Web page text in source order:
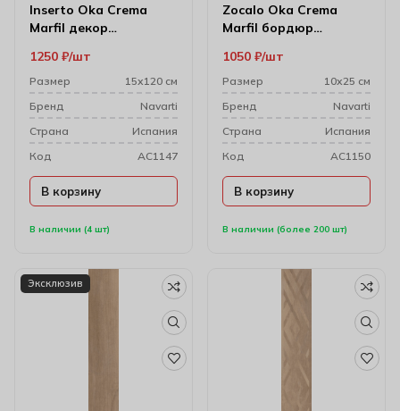
Inserto Oka Crema
Marfil декор
В наличии (4 шт)
1250 ₽ шт
Размер
15х120 см
Бренд
Navarti
Cтрана
Испания
Код
AC1147
В корзину
Zocalo Oka Crema
Marfil бордюр
В наличии (более 200 шт)
1050 ₽ шт
Размер
10х25 см
Бренд
Navarti
Cтрана
Испания
Код
AC1150
В корзину
Эксклюзив